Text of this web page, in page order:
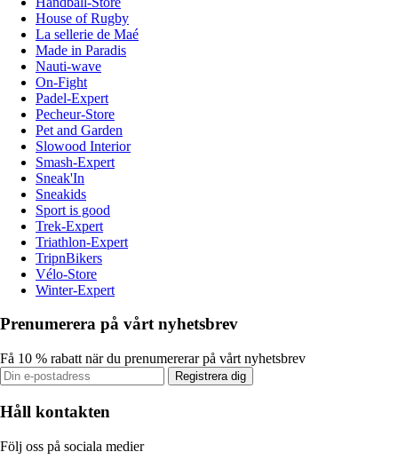
House of Rugby
La sellerie de Maé
Made in Paradis
Nauti-wave
On-Fight
Padel-Expert
Pecheur-Store
Pet and Garden
Slowood Interior
Smash-Expert
Sneak'In
Sneakids
Sport is good
Trek-Expert
Triathlon-Expert
TripnBikers
Vélo-Store
Winter-Expert
Prenumerera på vårt nyhetsbrev
Få 10 % rabatt när du prenumererar på vårt nyhetsbrev
Registrera dig
Håll kontakten
Följ oss på sociala medier